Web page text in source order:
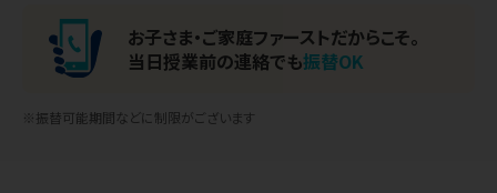
お子さま・ご家庭ファーストだからこそ。
当日授業前の連絡でも振替OK
※振替可能期間などに制限がございます